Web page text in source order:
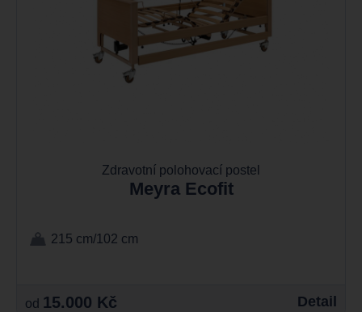
Zdravotní polohovací postel
Meyra Ecofit
215 cm/102 cm
od 15.000 Kč Detail